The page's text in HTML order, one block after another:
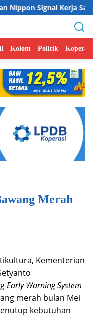
Sama Modernisasi
Kolom Politik Koperasi
Merah
Kementerian
Early Warning System
merah bulan Mei
kebutuhan